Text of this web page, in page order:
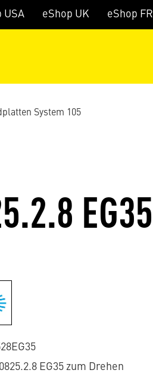
Springe zur Suche
USA eShop UK eShop FR
System 105
EG35
EG35 zum Drehen